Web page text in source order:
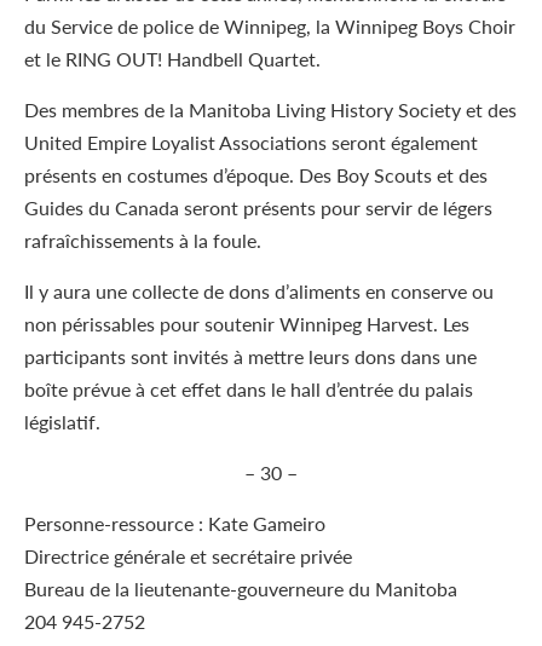
du Service de police de Winnipeg, la Winnipeg Boys Choir
et le RING OUT! Handbell Quartet.
Des membres de la Manitoba Living History Society et des
United Empire Loyalist Associations seront également
présents en costumes d’époque. Des Boy Scouts et des
Guides du Canada seront présents pour servir de légers
rafraîchissements à la foule.
Il y aura une collecte de dons d’aliments en conserve ou
non périssables pour soutenir Winnipeg Harvest. Les
participants sont invités à mettre leurs dons dans une
boîte prévue à cet effet dans le hall d’entrée du palais
législatif.
– 30 –
Personne-ressource : Kate Gameiro
Directrice générale et secrétaire privée
Bureau de la lieutenante-gouverneure du Manitoba
204 945-2752